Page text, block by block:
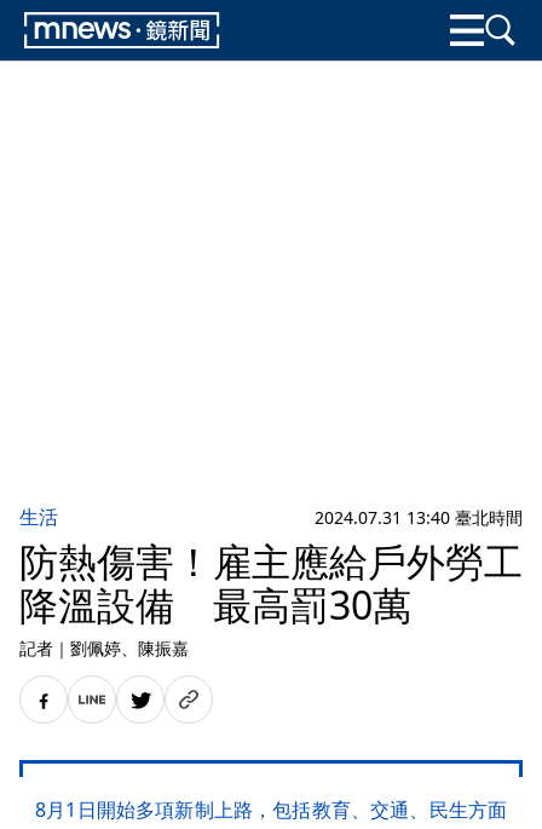
生活 2024.07.31 13:40 臺北時間
防熱傷害！雇主應給戶外勞工
降溫設備 最高罰30萬
記者 ｜ 劉佩婷、陳振嘉
8月1日開始多項新制上路，包括教育、交通、民生方面